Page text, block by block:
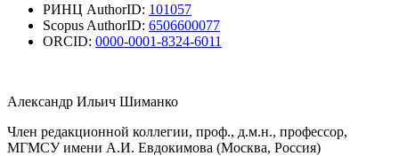
РИНЦ AuthorID: 101057
Scopus AuthorID: 6506600077
ORCID: 0000-0001-8324-6011
Александр Ильич Шиманко
Член редакционной коллегии, проф., д.м.н., профессор,
МГМСУ имени А.И. Евдокимова (Москва, Россия)